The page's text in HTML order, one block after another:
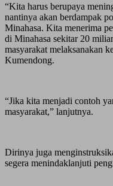
“Kita harus berupaya
nantinya akan berdampak
Minahasa. Kita menerima
di Minahasa sekitar 20
masyarakat melaksanakan
Kumendong.
“Jika kita menjadi contoh
masyarakat,” lanjutnya.
Dirinya juga
segera menindaklanjuti